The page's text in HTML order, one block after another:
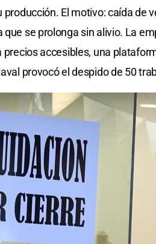
producción. El motivo: caída de
se prolonga sin alivio. La
precios accesibles, una
provocó el despido de 50